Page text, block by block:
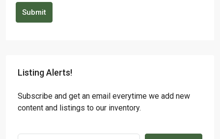
Submit
Listing Alerts!
Subscribe and get an email everytime we add new
content and listings to our inventory.